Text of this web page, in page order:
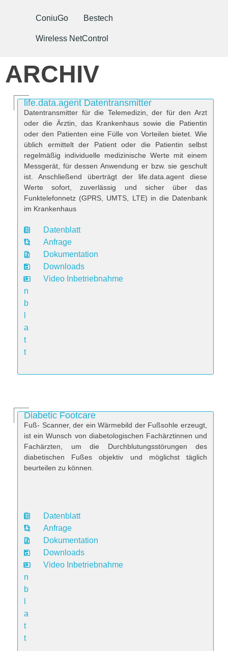
ConiuGo Bestech
Wireless NetControl
ARCHIV
life.data.agent Datentransmitter
Datentransmitter für die Telemedizin, der für den Arzt
oder die Ärztin, das Krankenhaus sowie die Patientin
oder den Patienten eine Fülle von Vorteilen bietet. Wie
üblich ermittelt der Patient oder die Patientin selbst
regelmäßig individuelle medizinische Werte mit einem
Messgerät, für dessen Anwendung er bzw. sie geschult
ist. Anschließend überträgt der life.data.agent diese
Werte sofort, zuverlässig und sicher über das
Funktelefonnetz (GPRS, UMTS, LTE) in die Datenbank
im Krankenhaus
D
a
t
e
n
b
a
t
t
Datenblatt
Anfrage
Dokumentation
Downloads
Video Inbetriebnahme
Diabetic Footcare
Fuß- Scanner, der ein Wärmebild der Fußsohle erzeugt,
ist ein Wunsch von diabetologischen Fachärztinnen und
Fachärzten, um die Durchblutungsstörungen des
diabetischen Fußes objektiv und möglichst täglich
beurteilen zu können.
D
a
t
e
n
b
a
t
t
Datenblatt
Anfrage
Dokumentation
Downloads
Video Inbetriebnahme